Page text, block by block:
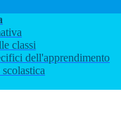
classi
dell'apprendimento